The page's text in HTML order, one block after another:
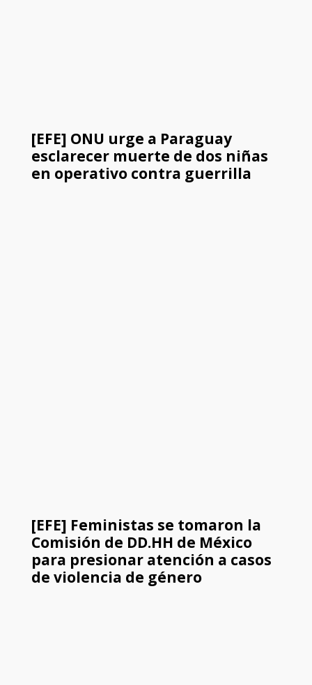
[EFE] ONU urge a Paraguay
esclarecer muerte de dos niñas
en operativo contra guerrilla
[EFE] Feministas se tomaron la
Comisión de DD.HH de México
para presionar atención a casos
de violencia de género